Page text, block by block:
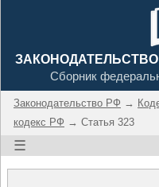
Сборник
Законодательство РФ →
кодекс РФ → Статья 323
☰